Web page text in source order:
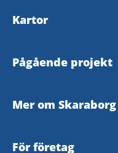
Hjo
Skara
Skövde
Vara
Tillgänglighetsredogörelse
Kartor
Skaraborgskartan
Pågående projekt
Skaraborgs platsberättelse
Mer om Skaraborg
Livet i Skaraborg
För företag